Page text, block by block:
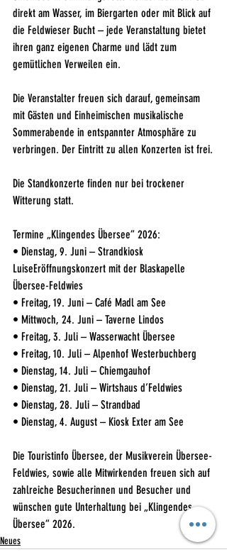
direkt am Wasser, im Biergarten oder mit Blick auf
die Feldwieser Bucht – jede Veranstaltung bietet
ihren ganz eigenen Charme und lädt zum
gemütlichen Verweilen ein.
Die Veranstalter freuen sich darauf, gemeinsam
mit Gästen und Einheimischen musikalische
Sommerabende in entspannter Atmosphäre zu
verbringen. Der Eintritt zu allen Konzerten ist frei.
Die Standkonzerte finden nur bei trockener
Witterung statt.
Termine „Klingendes Übersee“ 2026:
• Dienstag, 9. Juni – Strandkiosk
LuiseEröffnungskonzert mit der Blaskapelle
Übersee-Feldwies
• Freitag, 19. Juni – Café Madl am See
• Mittwoch, 24. Juni – Taverne Lindos
• Freitag, 3. Juli – Wasserwacht Übersee
• Freitag, 10. Juli – Alpenhof Westerbuchberg
• Dienstag, 14. Juli – Chiemgauhof
• Dienstag, 21. Juli – Wirtshaus d’Feldwies
• Dienstag, 28. Juli – Strandbad
• Dienstag, 4. August – Kiosk Exter am See
Die Touristinfo Übersee, der Musikverein Übersee-
Feldwies, sowie alle Mitwirkenden freuen sich auf
zahlreiche Besucherinnen und Besucher und
wünschen gute Unterhaltung bei „Klingendes
Übersee“ 2026.
Neues